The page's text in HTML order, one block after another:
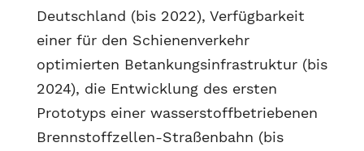
Deutschland (bis 2022), Verfügbarkeit
einer für den Schienenverkehr
optimierten Betankungsinfrastruktur (bis
2024), die Entwicklung des ersten
Prototyps einer wasserstoffbetriebenen
Brennstoffzellen-Straßenbahn (bis